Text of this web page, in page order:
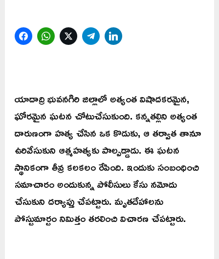
FacebookWhatsAppTwitterTelegram
యాదాద్రి భువనగిరి జిల్లాలో అత్యంత విషాదకరమైన,
ఘోరమైన ఘటన చోటుచేసుకుంది. కన్నతల్లిని అత్యంత
దారుణంగా హత్య చేసిన ఒక కొడుకు, ఆ తర్వాత తానూ
ఉరివేసుకుని ఆత్మహత్యకు పాల్పడ్డాడు. ఈ ఘటన
స్థానికంగా తీవ్ర కలకలం రేపింది. ఇందుకు సంబంధించి
సమాచారం అందుకున్న పోలీసులు కేసు నమోదు
చేసుకుని దర్యాప్తు చేపట్టారు. మృతదేహాలను
పోస్టుమార్టం నిమిత్తం తరలించి విచారణ చేపట్టారు.